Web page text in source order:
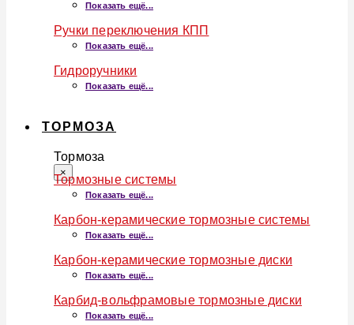
Показать ещё...
Ручки переключения КПП
Показать ещё...
Гидроручники
Показать ещё...
ТОРМОЗА
Тормоза
×
Тормозные системы
Показать ещё...
Карбон-керамические тормозные системы
Показать ещё...
Карбон-керамические тормозные диски
Показать ещё...
Карбид-вольфрамовые тормозные диски
Показать ещё...